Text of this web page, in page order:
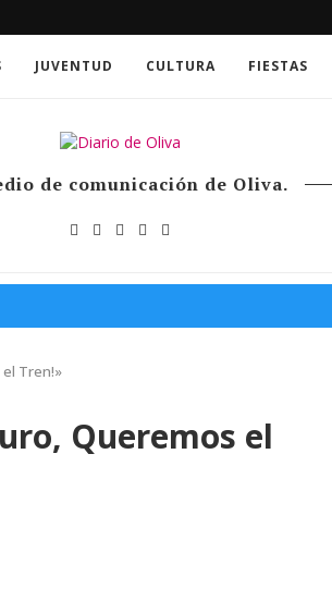
JUVENTUD CULTURA FIESTAS
de comunicación de Oliva.
Tren!»
Queremos el